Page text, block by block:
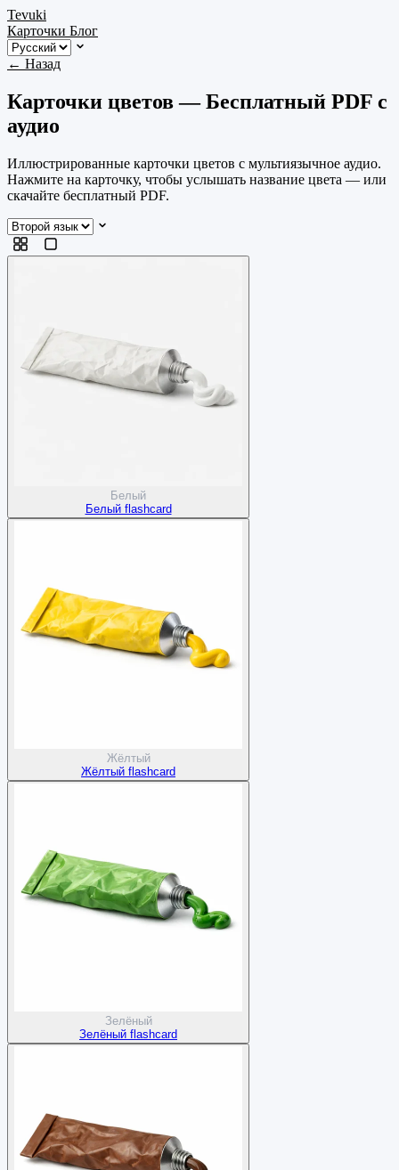
Tevuki
Карточки Блог
← Назад
Карточки цветов — Бесплатный PDF с
аудио
Иллюстрированные карточки цветов с мультиязычное аудио.
Нажмите на карточку, чтобы услышать название цвета — или
скачайте бесплатный PDF.
Белый
Белый flashcard
Жёлтый
Жёлтый flashcard
Зелёный
Зелёный flashcard